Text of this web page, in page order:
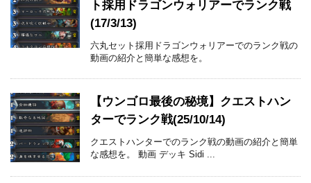
ト採用ドラゴンウォリアーでランク戦
(17/3/13)
六丸セット採用ドラゴンウォリアーでのランク戦の
動画の紹介と簡単な感想を。
【ウンゴロ最後の秘境】クエストハン
ターでランク戦(25/10/14)
クエストハンターでのランク戦の動画の紹介と簡単
な感想を。 動画 デッキ Sidi ...